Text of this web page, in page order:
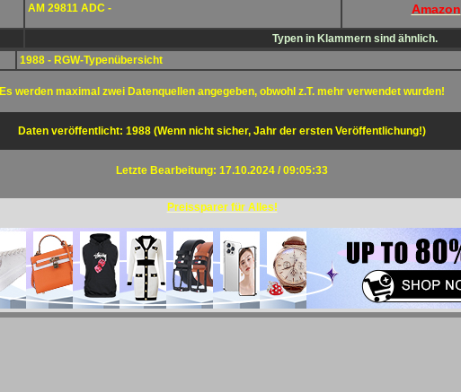
AM 29811 ADC - Amazon
Typen in Klammern sind ähnlich.
1988 - RGW-Typenübersicht
Es werden maximal zwei Datenquellen angegeben, obwohl z.T. mehr verwendet wurden!
Daten veröffentlicht: 1988 (Wenn nicht sicher, Jahr der ersten Veröffentlichung!)
Letzte Bearbeitung: 17.10.2024 / 09:05:33
Preissparer für Alles!